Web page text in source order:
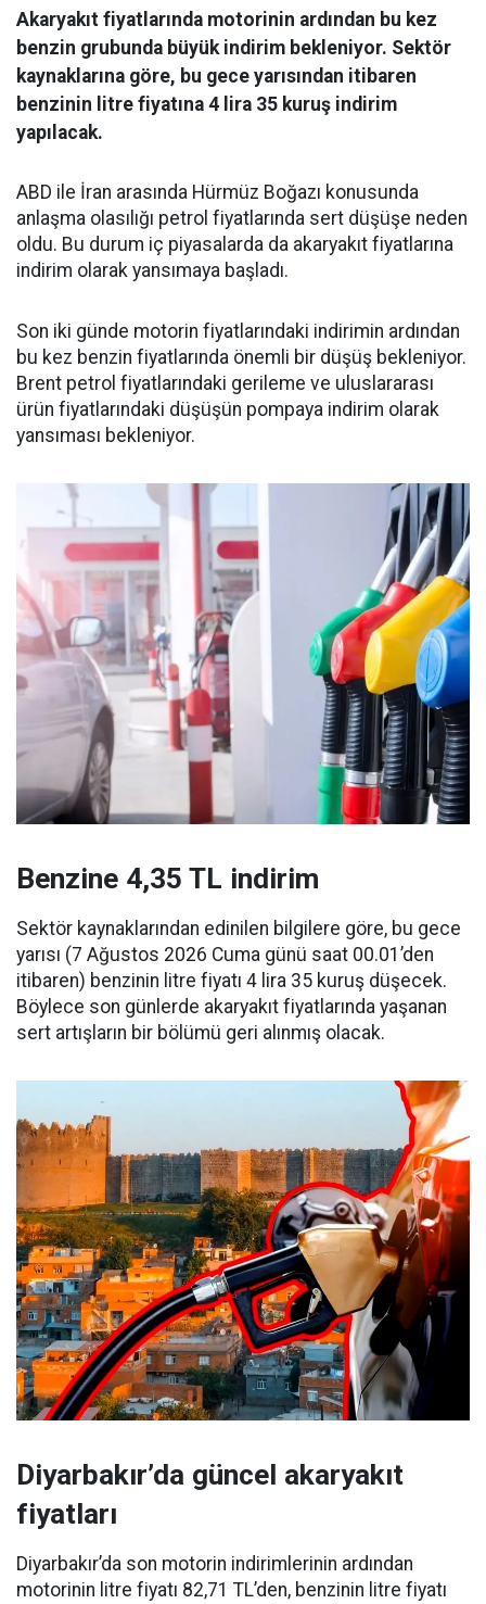
Akaryakıt fiyatlarında motorinin ardından bu kez
benzin grubunda büyük indirim bekleniyor. Sektör
kaynaklarına göre, bu gece yarısından itibaren
benzinin litre fiyatına 4 lira 35 kuruş indirim
yapılacak.
ABD ile İran arasında Hürmüz Boğazı konusunda
anlaşma olasılığı petrol fiyatlarında sert düşüşe neden
oldu. Bu durum iç piyasalarda da akaryakıt fiyatlarına
indirim olarak yansımaya başladı.
Son iki günde motorin fiyatlarındaki indirimin ardından
bu kez benzin fiyatlarında önemli bir düşüş bekleniyor.
Brent petrol fiyatlarındaki gerileme ve uluslararası
ürün fiyatlarındaki düşüşün pompaya indirim olarak
yansıması bekleniyor.
Benzine 4,35 TL indirim
Sektör kaynaklarından edinilen bilgilere göre, bu gece
yarısı (7 Ağustos 2026 Cuma günü saat 00.01’den
itibaren) benzinin litre fiyatı 4 lira 35 kuruş düşecek.
Böylece son günlerde akaryakıt fiyatlarında yaşanan
sert artışların bir bölümü geri alınmış olacak.
Diyarbakır’da güncel akaryakıt
fiyatları
Diyarbakır’da son motorin indirimlerinin ardından
motorinin litre fiyatı 82,71 TL’den, benzinin litre fiyatı